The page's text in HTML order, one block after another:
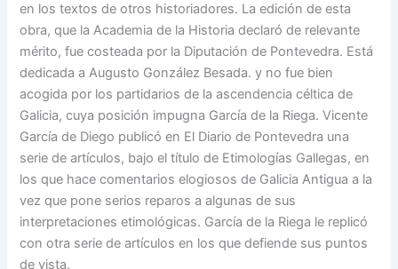
en los textos de otros historiadores. La edición de esta
obra, que la Academia de la Historia declaró de relevante
mérito, fue costeada por la Diputación de Pontevedra. Está
dedicada a Augusto González Besada. y no fue bien
acogida por los partidarios de la ascendencia céltica de
Galicia, cuya posición impugna García de la Riega. Vicente
García de Diego publicó en El Diario de Pontevedra una
serie de artículos, bajo el título de Etimologías Gallegas, en
los que hace comentarios elogiosos de Galicia Antigua a la
vez que pone serios reparos a algunas de sus
interpretaciones etimológicas. García de la Riega le replicó
con otra serie de artículos en los que defiende sus puntos
de vista.